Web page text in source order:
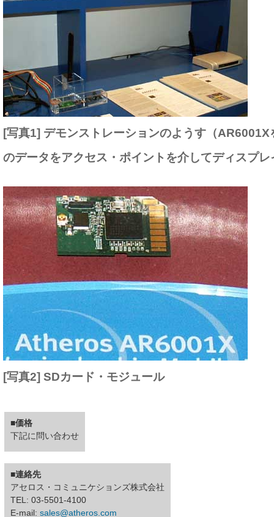
[写真1] デモンストレーションのようす（
のデータをアクセス・ポイントを介してディスプ
[写真2] SDカード・モジュール
■価格
下記に問い合わせ
■連絡先
アセロス・コミュニケションズ株式会社
TEL: 03-5501-4100
E-mail: sales@atheros.com